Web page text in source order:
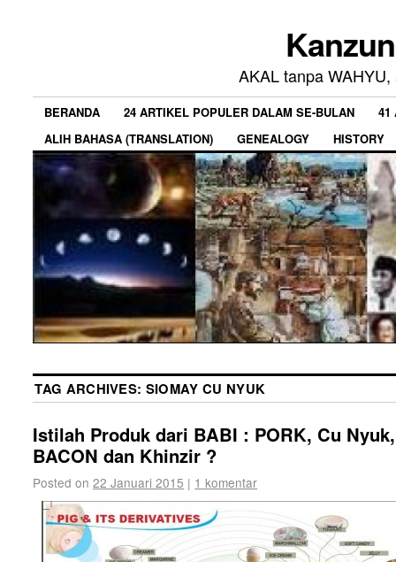
AKAL tanpa
BERANDA 24 ARTIKEL POPULER DALAM SE-BULAN
41
ALIH BAHASA (TRANSLATION)
GENEALOGY HISTORY
TAG ARCHIVES: SIOMAY CU NYUK
Istilah Produk dari BABI : PORK, Cu Nyuk,
BACON dan Khinzir ?
Posted on 22 Januari 2015 | 1 komentar